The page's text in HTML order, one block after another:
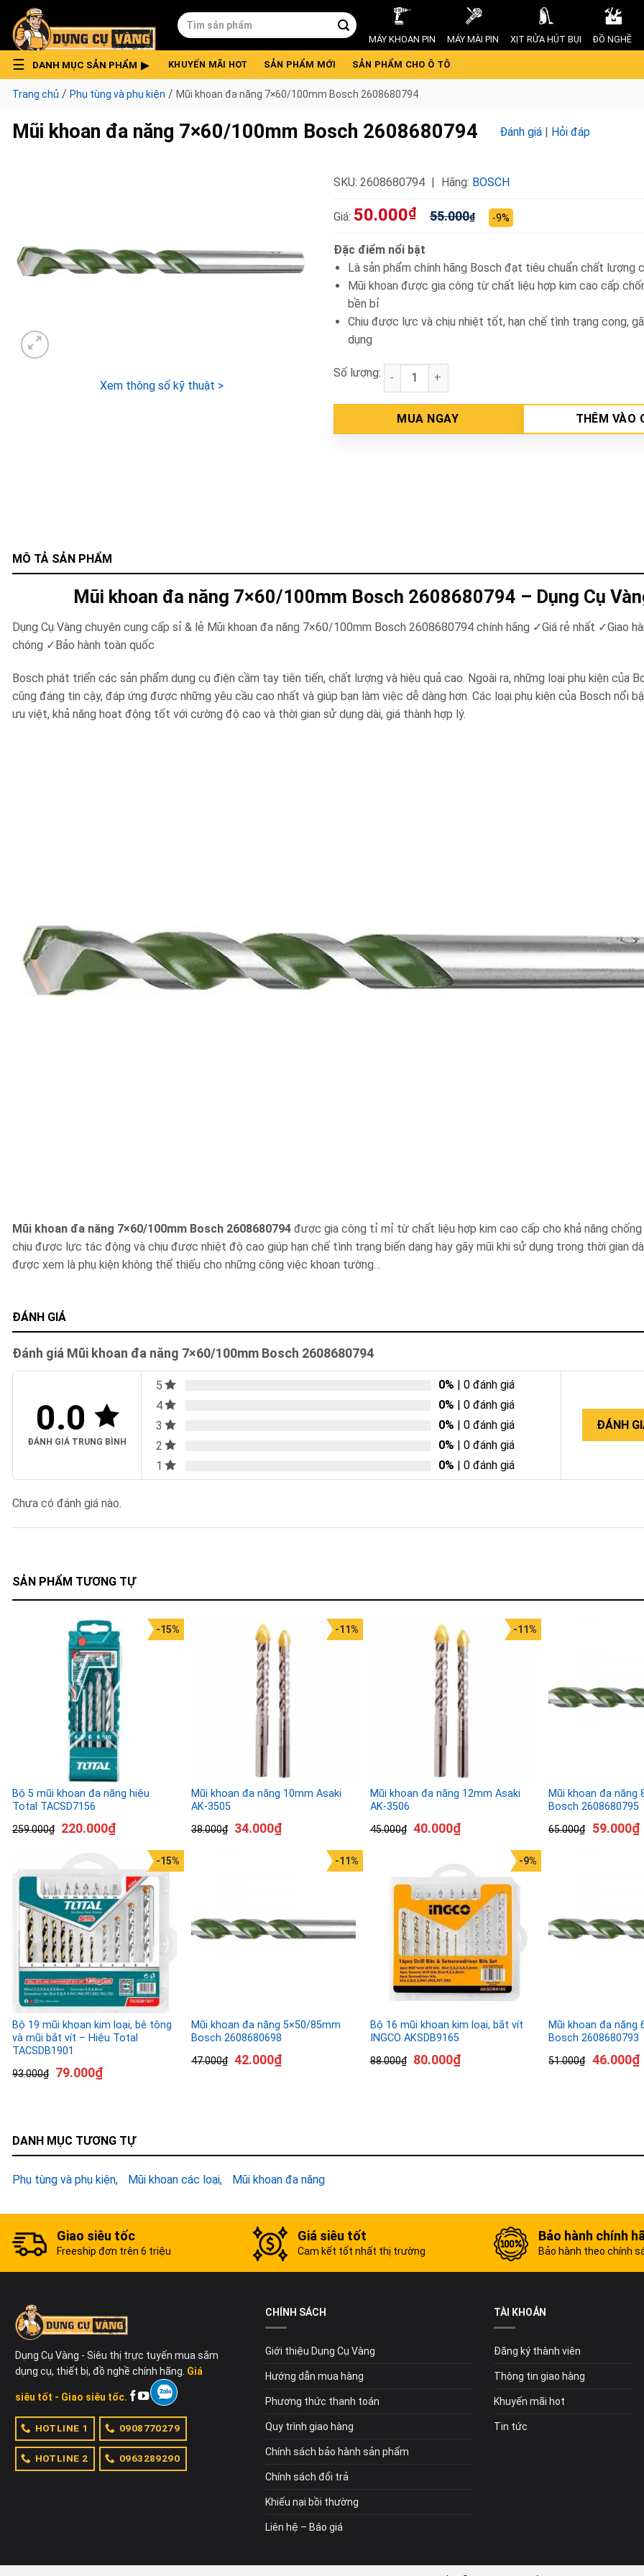
content
Tìm
kiếm:
MÁY KHOAN PIN MÁY MÀI PIN XỊT RỬA HÚT BỤI ĐỒ NGHỀ
DANH MỤC SẢN PHẨM KHUYẾN MÃI HOT SẢN PHẨM MỚI SẢN PHẨM CHO Ô TÔ
Trang chủ / Phụ tùng và phụ kiện / Mũi khoan đa năng 7×60/100mm Bosch 2608680794
Mũi khoan đa năng 7×60/100mm Bosch 2608680794 Đánh giá | Hỏi đáp
Xem thông số kỹ thuật >
SKU: 2608680794 Hãng: BOSCH
Giá: 50.000₫ 55.000₫ -9%
Đặc điểm nổi bật
Là sản phẩm chính hãng Bosch đạt tiêu chuẩn chất lượng
Mũi khoan được gia công từ chất liệu hợp kim cao cấp
bền bỉ
Chịu được lực và chịu nhiệt tốt, hạn chế tình trạng cong,
dụng
Số lượng: Mũi khoan đa năng 7x60/100mm Bosch 2608680794
MUA NGAY THÊM VÀO
MÔ TẢ SẢN PHẨM
Mũi khoan đa năng 7×60/100mm Bosch 2608680794 – Dụng Cụ
Dụng Cụ Vàng chuyên cung cấp sỉ & lẻ Mũi khoan đa năng 7×60/100mm Bosch 2608680794 chính hãng ✓Giá rẻ nhất ✓Giao
chóng ✓Bảo hành toàn quốc
Bosch phát triển các sản phẩm dụng cụ điện cầm tay tiên tiến, chất lượng và hiệu quả cao. Ngoài ra, những loại phụ kiện của
cũng đáng tin cậy, đáp ứng được những yêu cầu cao nhất và giúp bạn làm việc dễ dàng hơn. Các loại phụ kiện của Bosch nổi
ưu việt, khả năng hoạt động tốt với cường độ cao và thời gian sử dụng dài, giá thành hợp lý.
Mũi khoan đa năng 7×60/100mm Bosch 2608680794 được gia công tỉ mỉ từ chất liệu hợp kim cao cấp cho khả năng
chịu được lực tác động và chịu được nhiệt độ cao giúp hạn chế tình trạng biến dạng hay gãy mũi khi sử dụng trong thời gian
được xem là phụ kiện không thể thiếu cho những công việc khoan tường…
ĐÁNH GIÁ
Đánh giá Mũi khoan đa năng 7×60/100mm Bosch 2608680794
0.0
ĐÁNH GIÁ TRUNG BÌNH
5 0% | 0 đánh giá
4
0% | 0 đánh giá
3
0% | 0 đánh giá
2
0% | 0 đánh giá
1
0% | 0 đánh giá
ĐÁNH
Chưa có đánh giá nào.
SẢN PHẨM TƯƠNG TỰ
Bộ 5 mũi khoan đa năng hiệu
Total TACSD7156
259.000₫
-15%
220.000₫
Mũi khoan đa năng 10mm Asaki
AK-3505
38.000₫
-11%
34.000₫
Mũi khoan đa năng 12mm Asaki
AK-3506
45.000₫
-11%
40.000₫
Mũi khoan đa năng
Bosch 2608680795
65.000₫ 59.000₫
Bộ 19 mũi khoan kim loại, bê tông
và mũi bắt vít – Hiệu Total
TACSDB1901
93.000₫
-15%
79.000₫
Mũi khoan đa năng 5×50/85mm
Bosch 2608680698
47.000₫
-11%
42.000₫
Bộ 16 mũi khoan kim loại, bắt vít
INGCO AKSDB9165
88.000₫
-9%
80.000₫
Mũi khoan đa năng
Bosch 2608680793
51.000₫ 46.000₫
DANH MỤC TƯƠNG TỰ
Phụ tùng và phụ kiện Mũi khoan các loại Mũi khoan đa năng
Giao siêu tốc
Freeship đơn trên 6 triệu
Giá siêu tốt
Cam kết tốt nhất thị trường
Bảo hành chính
Bảo hành theo chính
Dụng Cụ Vàng - Siêu thị trực tuyến mua sắm
dụng cụ, thiết bị, đồ nghề chính hãng. Giá
siêu tốt - Giao siêu tốc.
HOTLINE 1 0908770279
HOTLINE 2 0963289290
CHÍNH SÁCH
Giới thiệu Dụng Cụ Vàng
Hướng dẫn mua hàng
Phương thức thanh toán
Quy trình giao hàng
Chính sách bảo hành sản phẩm
Chính sách đổi trả
Khiếu nại bồi thường
Liên hệ – Báo giá
TÀI KHOẢN
Đăng ký thành viên
Thông tin giao hàng
Khuyến mãi hot
Tin tức